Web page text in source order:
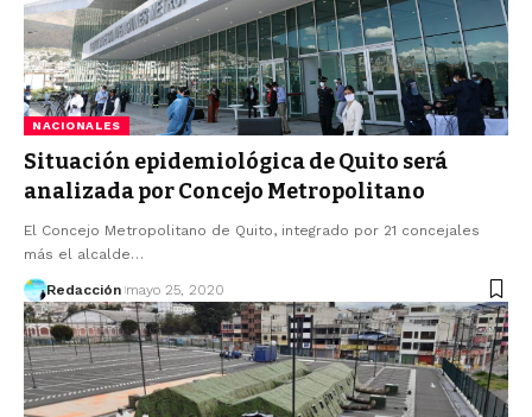
NACIONALES
Situación epidemiológica de Quito será
analizada por Concejo Metropolitano
El Concejo Metropolitano de Quito, integrado por 21 concejales
más el alcalde…
Redacción mayo 25, 2020